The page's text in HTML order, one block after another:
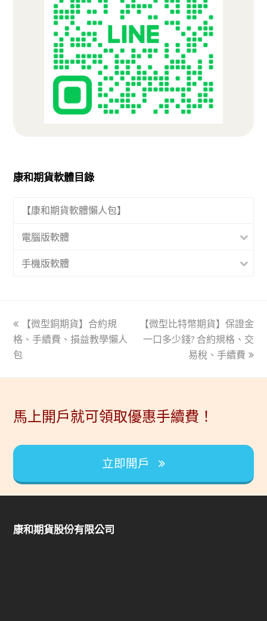
康和期貨軟體目錄
【康和期貨軟體懶人包】
電腦版軟體
手機版軟體
上
一
篇
【微型銅期貨】合約規
格、手續費、損益教學懶人
包
下
一
【微型比特幣期貨】保證金
一口多少錢? 合約規格、交
易稅、手續費
馬上開戶就可領取優惠手續費！
立即開戶
康和期貨股份有限公司